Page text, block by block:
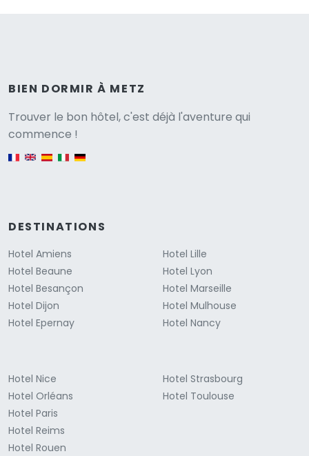
BIEN DORMIR À METZ
Trouver le bon hôtel, c'est déjà l'aventure qui
commence !
English version
DESTINATIONS
Hotel Amiens
Hotel Beaune
Hotel Besançon
Hotel Dijon
Hotel Epernay
Hotel Lille
Hotel Lyon
Hotel Marseille
Hotel Mulhouse
Hotel Nancy
Hotel Nice
Hotel Orléans
Hotel Paris
Hotel Reims
Hotel Rouen
Hotel Strasbourg
Hotel Toulouse